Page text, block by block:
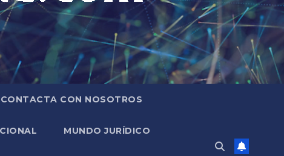
CONTACTA CON NOSOTROS
MUNDO JURÍDICO